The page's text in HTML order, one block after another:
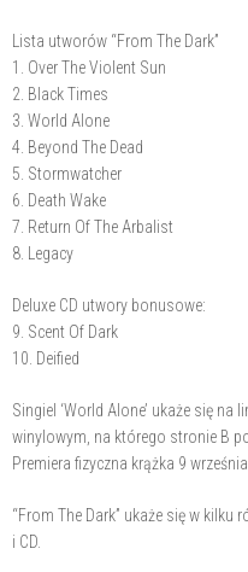
Lista utworów “From The Dark”
1. Over The Violent Sun
2. Black Times
3. World Alone
4. Beyond The Dead
5. Stormwatcher
6. Death Wake
7. Return Of The Arbalist
8. Legacy
Deluxe CD utwory bonusowe:
9. Scent Of Dark
10. Deified
Singiel ‘World Alone’ ukaże się
winylowym, na którego stronie B
Premiera fizyczna krążka 9
“From The Dark” ukaże się w
i CD.